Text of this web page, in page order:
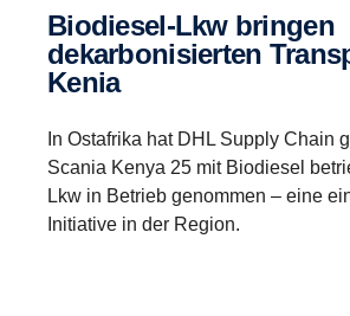
Biodiesel-Lkw bringen
dekarbonisierten
Kenia
In Ostafrika hat DHL Supply Chain
Scania Kenya 25 mit Biodiesel
Lkw in Betrieb genommen – eine
Initiative in der Region.